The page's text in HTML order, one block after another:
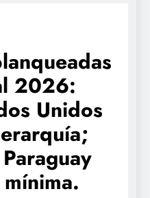
2026:
Unidos